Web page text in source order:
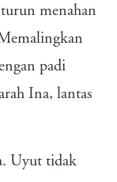
menahan
padi
Ina, lantas
Uyut tidak